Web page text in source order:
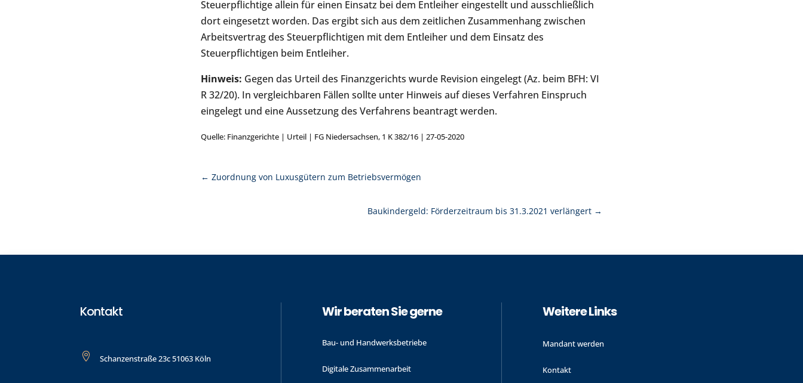
Steuerpflichtige allein für einen Einsatz bei dem Entleiher eingestellt und ausschließlich
dort eingesetzt worden. Das ergibt sich aus dem zeitlichen Zusammenhang zwischen
Arbeitsvertrag des Steuerpflichtigen mit dem Entleiher und dem Einsatz des
Steuerpflichtigen beim Entleiher.
Hinweis: Gegen das Urteil des Finanzgerichts wurde Revision eingelegt (Az. beim BFH: VI
R 32/20). In vergleichbaren Fällen sollte unter Hinweis auf dieses Verfahren Einspruch
eingelegt und eine Aussetzung des Verfahrens beantragt werden.
Quelle: Finanzgerichte | Urteil | FG Niedersachsen, 1 K 382/16 | 27-05-2020
← Zuordnung von Luxusgütern zum Betriebsvermögen
Baukindergeld: Förderzeitraum bis 31.3.2021 verlängert →
Kontakt
 Schanzenstraße 23c 51063 Köln
Wir beraten Sie gerne
Bau- und Handwerks­betriebe
Digitale Zusammenarbeit
Weitere Links
Mandant werden
Kontakt